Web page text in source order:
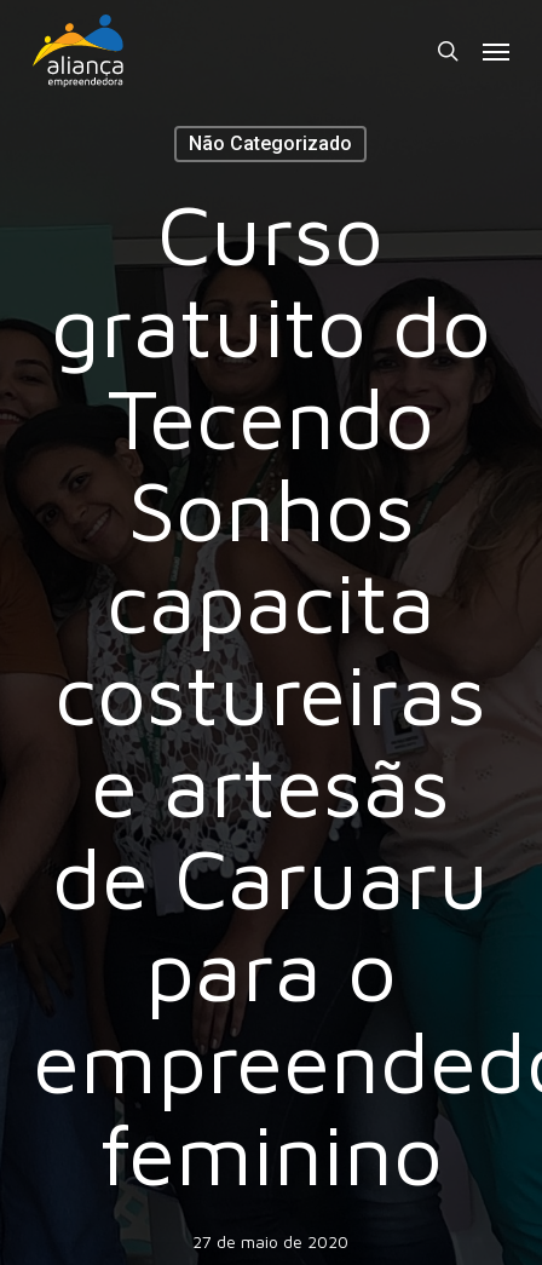
search
Não Categorizado
Curso
gratuito do
Tecendo
Sonhos
capacita
costureiras
e artesãs
de Caruaru
para o
feminino
27 de maio de 2020